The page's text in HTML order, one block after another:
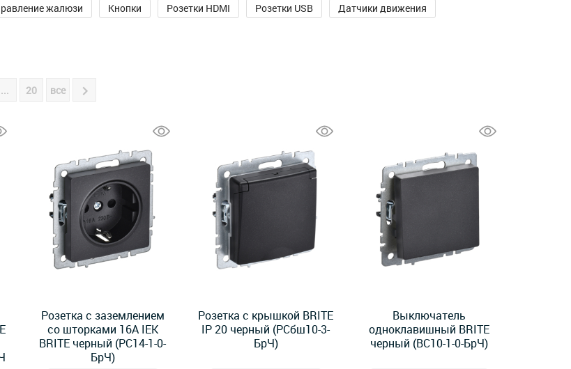
жалюзи Кнопки Розетки HDMI Розетки USB
Датчики движения
... 20 все
Розетка с заземлением
со шторками 16А IEK
BRITE черный (РС14-1-0-
БрЧ)
Розетка с крышкой BRITE
IP 20 черный (РСбш10-3-
БрЧ)
Выключатель
одноклавишный BRITE
черный (ВС10-1-0-БрЧ)